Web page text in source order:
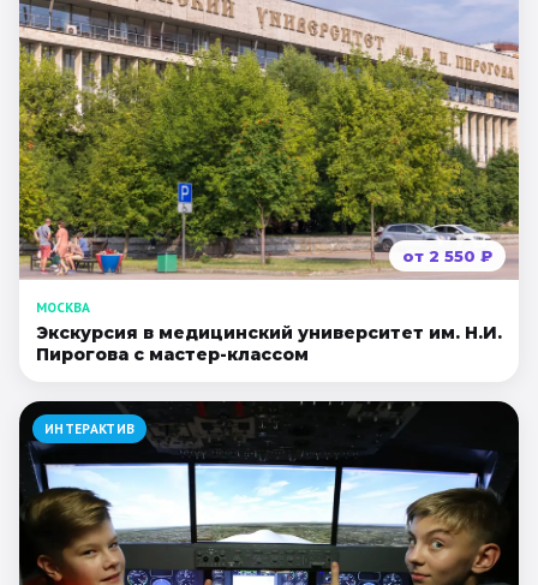
от 2 550 ₽
МОСКВА
Экскурсия в медицинский университет им. Н.И.
Пирогова с мастер-классом
ИНТЕРАКТИВ